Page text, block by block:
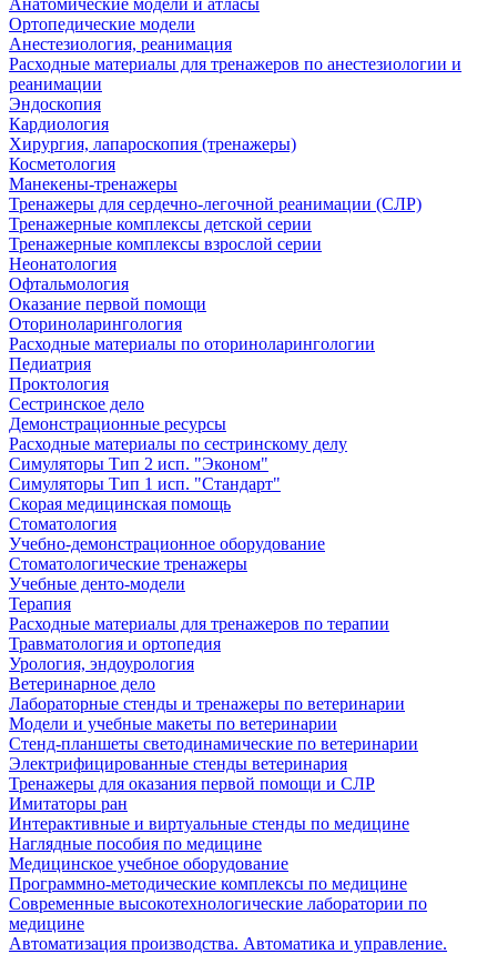
Анатомические модели и атласы
Ортопедические модели
Анестезиология, реанимация
Расходные материалы для тренажеров по анестезиологии и
реанимации
Эндоскопия
Кардиология
Хирургия, лапароскопия (тренажеры)
Косметология
Манекены-тренажеры
Тренажеры для сердечно-легочной реанимации (СЛР)
Тренажерные комплексы детской серии
Тренажерные комплексы взрослой серии
Неонатология
Офтальмология
Оказание первой помощи
Оториноларингология
Расходные материалы по оториноларингологии
Педиатрия
Проктология
Сестринское дело
Демонстрационные ресурсы
Расходные материалы по сестринскому делу
Симуляторы Тип 2 исп. "Эконом"
Симуляторы Тип 1 исп. "Стандарт"
Скорая медицинская помощь
Стоматология
Учебно-демонстрационное оборудование
Стоматологические тренажеры
Учебные денто-модели
Терапия
Расходные материалы для тренажеров по терапии
Травматология и ортопедия
Урология, эндоурология
Ветеринарное дело
Лабораторные стенды и тренажеры по ветеринарии
Модели и учебные макеты по ветеринарии
Стенд-планшеты светодинамические по ветеринарии
Электрифицированные стенды ветеринария
Тренажеры для оказания первой помощи и СЛР
Имитаторы ран
Интерактивные и виртуальные стенды по медицине
Наглядные пособия по медицине
Медицинское учебное оборудование
Программно-методические комплексы по медицине
Современные высокотехнологические лаборатории по
медицине
Автоматизация производства. Автоматика и управление.